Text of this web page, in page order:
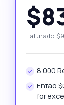
Faturado
8.000
Então
for